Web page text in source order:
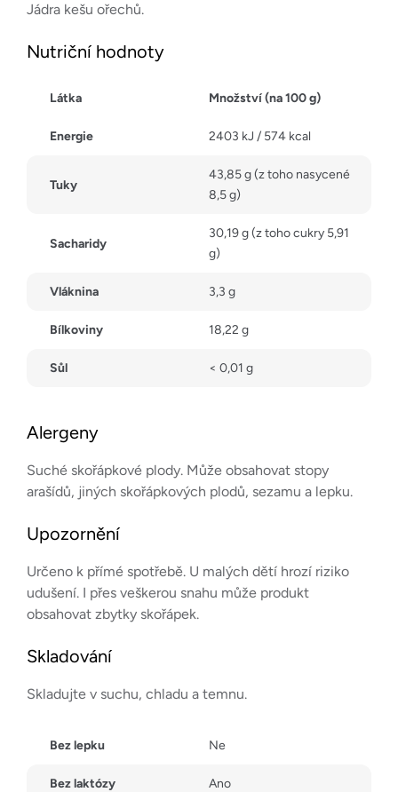
Jádra kešu ořechů.
Nutriční hodnoty
Látka Množství (na 100 g)
Energie 2403 kJ / 574 kcal
Tuky
43,85 g (z toho nasycené
8,5 g)
Sacharidy
30,19 g (z toho cukry 5,91
g)
Vláknina 3,3 g
Bílkoviny 18,22 g
Sůl < 0,01 g
Alergeny
Suché skořápkové plody. Může obsahovat stopy
arašídů, jiných skořápkových plodů, sezamu a lepku.
Upozornění
Určeno k přímé spotřebě. U malých dětí hrozí riziko
udušení. I přes veškerou snahu může produkt
obsahovat zbytky skořápek.
Skladování
Skladujte v suchu, chladu a temnu.
Bez lepku Ne
Bez laktózy Ano